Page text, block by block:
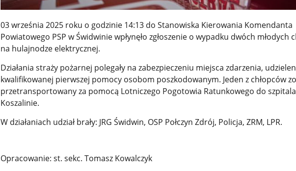
03 września 2025 roku o godzinie 14:13 do Stanowiska Kierowania Komendanta
Powiatowego PSP w Świdwinie wpłynęło zgłoszenie o wypadku dwóch młodych
na hulajnodze elektrycznej.
Działania straży pożarnej polegały na zabezpieczeniu miejsca zdarzenia,
kwalifikowanej pierwszej pomocy osobom poszkodowanym. Jeden z chłopców
przetransportowany za pomocą Lotniczego Pogotowia Ratunkowego do
Koszalinie.
W działaniach udział brały: JRG Świdwin, OSP Połczyn Zdrój, Policja, ZRM, LPR.
Opracowanie: st. sekc. Tomasz Kowalczyk